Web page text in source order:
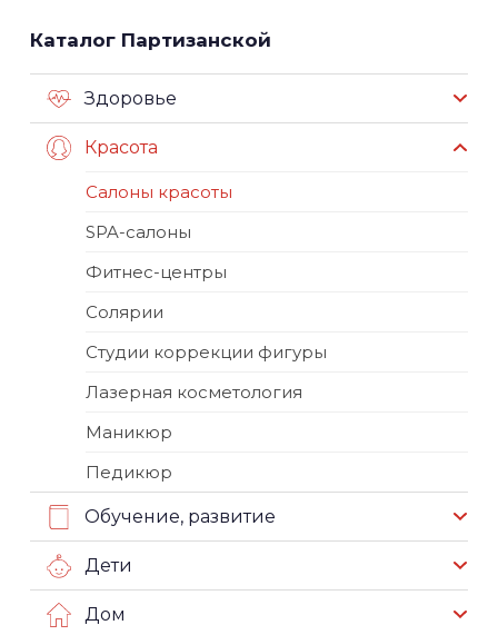
Каталог Партизанской
Здоровье
Красота
Салоны красоты
SPA-салоны
Фитнес-центры
Солярии
Студии коррекции фигуры
Лазерная косметология
Маникюр
Педикюр
Обучение, развитие
Дети
Дом